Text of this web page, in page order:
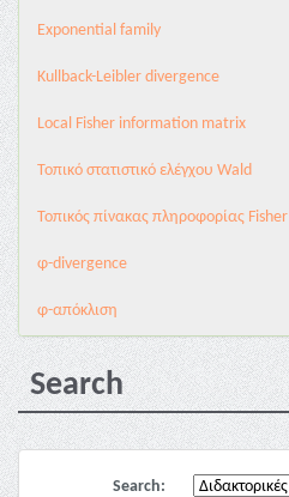
Exponential family
Kullback-Leibler divergence
Local Fisher information matrix
Τοπικό στατιστικό ελέγχου Wald
Τοπικός πίνακας πληροφορίας Fisher
φ-divergence
φ-απόκλιση
Search
Search: